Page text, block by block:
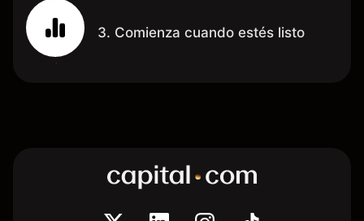
3. Comienza cuando estés listo